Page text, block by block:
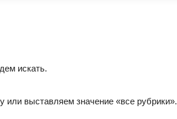
искать.
или выставляем значение «все рубрики».